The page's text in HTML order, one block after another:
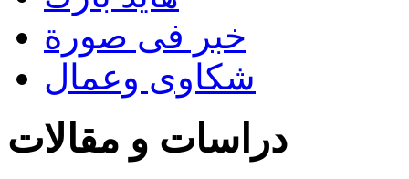
خبر فى صورة
شكاوى وعمال
دراسات و مقالات